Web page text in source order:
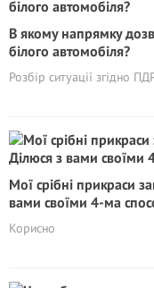
В якому напрямку
білого автомобіля?
Розбір ситуації згідно
Мої срібні прикраси
вами своїми 4-ма
Корисно